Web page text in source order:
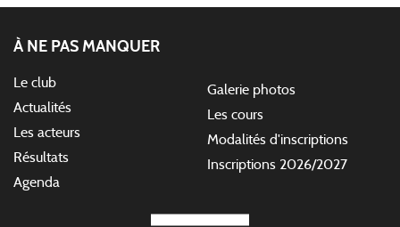
À NE PAS MANQUER
Le club
Actualités
Les acteurs
Résultats
Agenda
Galerie photos
Les cours
Modalités d'inscriptions
Inscriptions 2026/2027